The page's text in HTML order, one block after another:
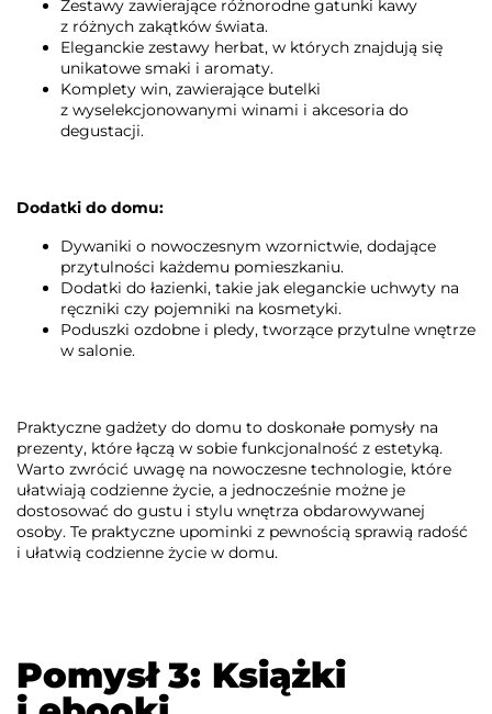
Zestawy zawierające różnorodne gatunki kawy
z różnych zakątków świata.
Eleganckie zestawy herbat, w których znajdują się
unikatowe smaki i aromaty.
Komplety win, zawierające butelki
z wyselekcjonowanymi winami i akcesoria do
degustacji.
Dodatki do domu:
Dywaniki o nowoczesnym wzornictwie, dodające
przytulności każdemu pomieszkaniu.
Dodatki do łazienki, takie jak eleganckie uchwyty na
ręczniki czy pojemniki na kosmetyki.
Poduszki ozdobne i pledy, tworzące przytulne wnętrze
w salonie.
Praktyczne gadżety do domu to doskonałe pomysły na
prezenty, które łączą w sobie funkcjonalność z estetyką.
Warto zwrócić uwagę na nowoczesne technologie, które
ułatwiają codzienne życie, a jednocześnie możne je
dostosować do gustu i stylu wnętrza obdarowywanej
osoby. Te praktyczne upominki z pewnością sprawią radość
i ułatwią codzienne życie w domu.
Pomysł 3: Książki